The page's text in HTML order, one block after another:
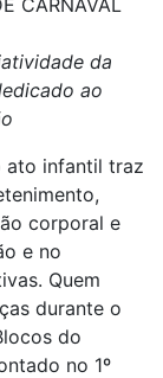
CARNAVAL
da
ao
ato infantil traz
corporal e
e no
Quem
durante o
do
no 1º